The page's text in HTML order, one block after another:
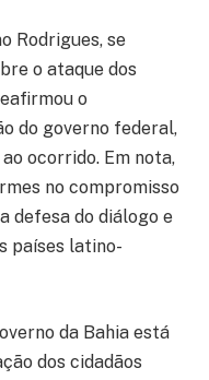
Rodrigues, se
o ataque dos
o
do governo federal,
ocorrido. Em nota,
no compromisso
defesa do diálogo e
países latino-
da Bahia está
dos cidadãos